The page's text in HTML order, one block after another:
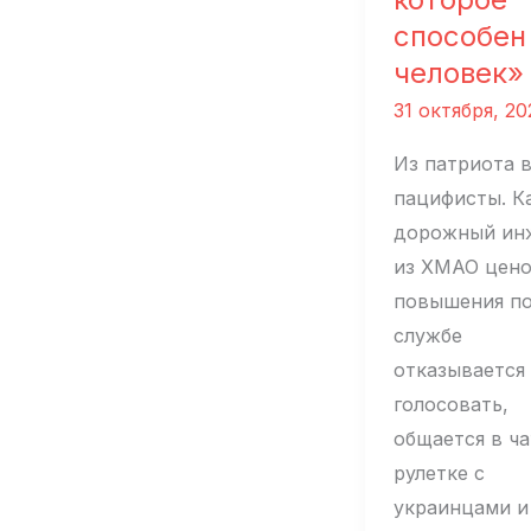
способен
человек»
31 октября,
Из патриота в
пацифисты.
дорожный
из ХМАО
повышения по
службе
отказывается
голосовать,
общается в
рулетке с
украинцами и